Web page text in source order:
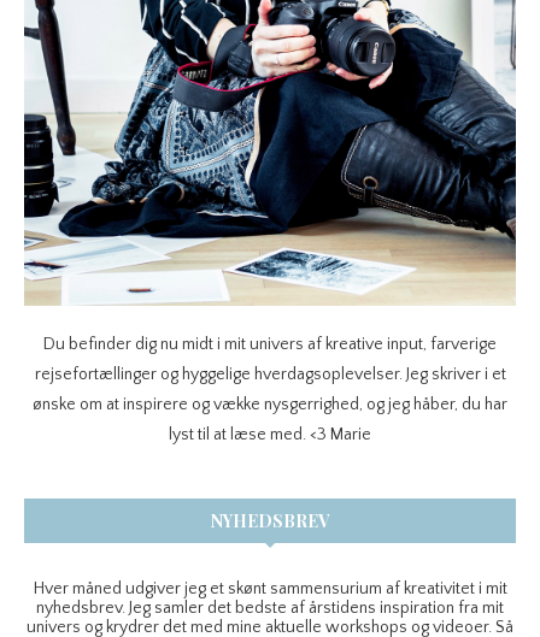
Du befinder dig nu midt i mit univers af kreative input, farverige
rejsefortællinger og hyggelige hverdagsoplevelser. Jeg skriver i et
ønske om at inspirere og vække nysgerrighed, og jeg håber, du har
lyst til at læse med. <3 Marie
NYHEDSBREV
Hver måned udgiver jeg et skønt sammensurium af kreativitet i mit
nyhedsbrev. Jeg samler det bedste af årstidens inspiration fra mit
univers og krydrer det med mine aktuelle workshops og videoer. Så